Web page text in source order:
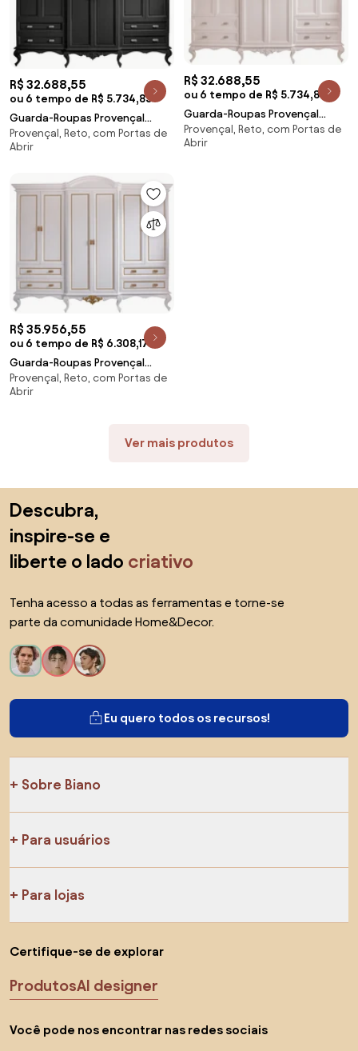
R$ 32.688,55
ou 6 tempo de R$ 5.734,83
Guarda-Roupas Provençal
Clássico Lavanda - Preto Kleiner
Provençal, Reto, com Portas de
Abrir
R$ 32.688,55
ou 6 tempo de R$ 5.734,83
Guarda-Roupas Provençal
Clássico Lavanda - Fendi
Provençal, Reto, com Portas de
Abrir
R$ 35.956,55
ou 6 tempo de R$ 6.308,17
Guarda-Roupas Provençal
Clássico Lavanda - Branco com
Provençal, Reto, com Portas de
Abrir
Ver mais produtos
Descubra,
inspire-se e
liberte o lado criativo
Tenha acesso a todas as ferramentas e torne-se
parte da comunidade Home&Decor.
Eu quero todos os recursos!
Sobre Biano
Para usuários
Para lojas
Certifique-se de explorar
ProdutosAI designer
Você pode nos encontrar nas redes sociais